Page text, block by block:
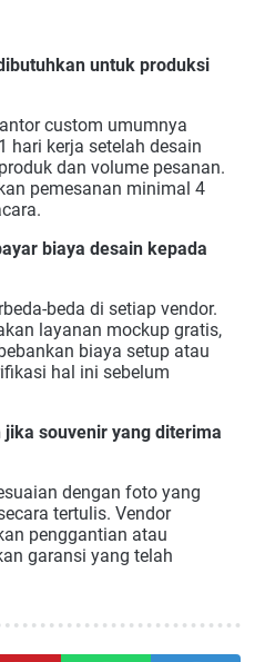
untuk produksi
custom umumnya
hari kerja setelah desain
dan volume pesanan.
pemesanan minimal 4
biaya desain kepada
beda di setiap vendor.
layanan mockup gratis,
biaya setup atau
hal ini sebelum
souvenir yang diterima
dengan foto yang
tertulis. Vendor
penggantian atau
garansi yang telah